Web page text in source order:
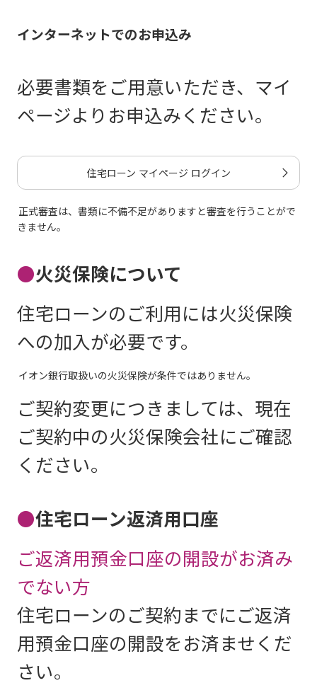
インターネットでのお申込み
必要書類をご用意いただき、マイ
ページよりお申込みください。
住宅ローン マイページ ログイン
正式審査は、書類に不備不足がありますと審査を行うことがで
きません。
●火災保険について
住宅ローンのご利用には火災保険
への加入が必要です。
イオン銀行取扱いの火災保険が条件ではありません。
ご契約変更につきましては、現在
ご契約中の火災保険会社にご確認
ください。
●住宅ローン返済用口座
ご返済用預金口座の開設がお済み
でない方
住宅ローンのご契約までにご返済
用預金口座の開設をお済ませくだ
さい。